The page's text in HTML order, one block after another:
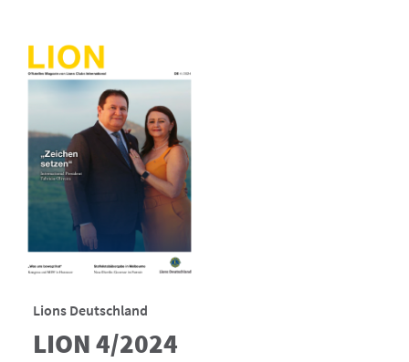
Lions Deutschland
LION 4/2024